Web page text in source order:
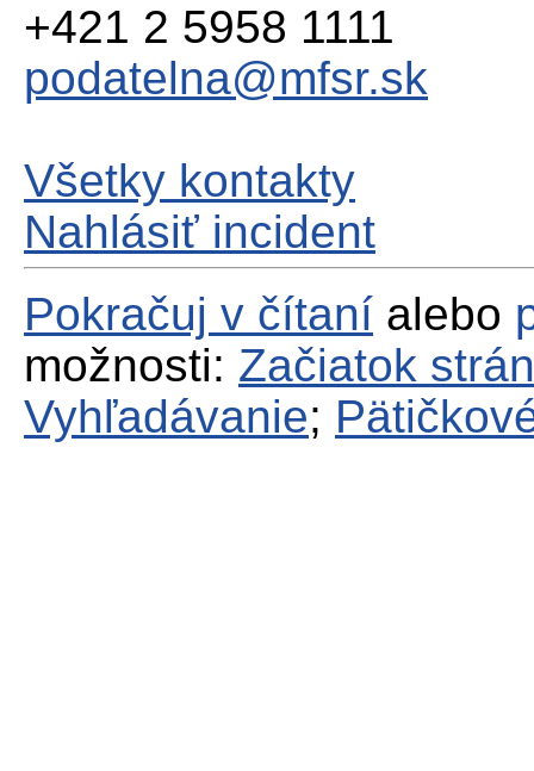
+421 2 5958 1111
podatelna@mfsr.sk
Všetky kontakty
Nahlásiť incident
Pokračuj v čítaní alebo
možnosti: Začiatok
Vyhľadávanie;